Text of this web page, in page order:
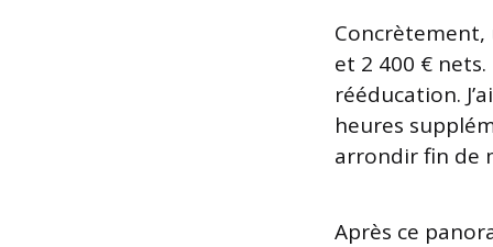
et 2 400 €
rééducation.
heures
arrondir fin de
Après ce